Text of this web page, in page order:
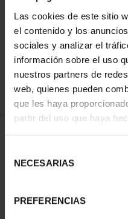
Las cookies de este sitio
el contenido y los
sociales y analizar el
información sobre el uso
nuestros partners de
web, quienes pueden
que les haya
partir del uso que haya
NECESARIAS
PREFERENCIAS
ORDENAR POR:
1 Productos encontrados